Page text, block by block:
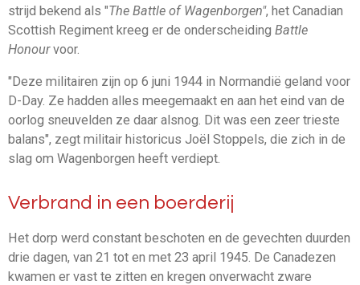
strijd bekend als "The Battle of Wagenborgen", het Canadian
Scottish Regiment kreeg er de onderscheiding Battle
Honour voor.
"Deze militairen zijn op 6 juni 1944 in Normandië geland voor
D-Day. Ze hadden alles meegemaakt en aan het eind van de
oorlog sneuvelden ze daar alsnog. Dit was een zeer trieste
balans", zegt militair historicus Joël Stoppels, die zich in de
slag om Wagenborgen heeft verdiept.
Verbrand in een boerderij
Het dorp werd constant beschoten en de gevechten duurden
drie dagen, van 21 tot en met 23 april 1945. De Canadezen
kwamen er vast te zitten en kregen onverwacht zware